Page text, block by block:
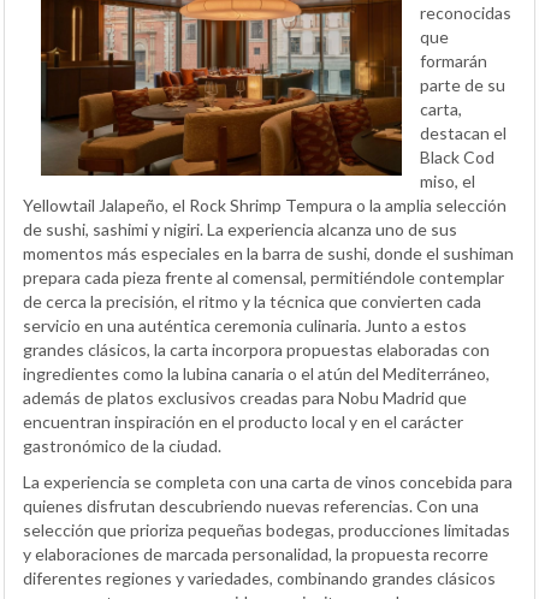
reconocidas
que
formarán
parte de su
carta,
destacan el
Black Cod
miso, el
Yellowtail Jalapeño, el Rock Shrimp Tempura o la amplia selección
de sushi, sashimi y nigiri. La experiencia alcanza uno de sus
momentos más especiales en la barra de sushi, donde el sushiman
prepara cada pieza frente al comensal, permitiéndole contemplar
de cerca la precisión, el ritmo y la técnica que convierten cada
servicio en una auténtica ceremonia culinaria. Junto a estos
grandes clásicos, la carta incorpora propuestas elaboradas con
ingredientes como la lubina canaria o el atún del Mediterráneo,
además de platos exclusivos creadas para Nobu Madrid que
encuentran inspiración en el producto local y en el carácter
gastronómico de la ciudad.
La experiencia se completa con una carta de vinos concebida para
quienes disfrutan descubriendo nuevas referencias. Con una
selección que prioriza pequeñas bodegas, producciones limitadas
y elaboraciones de marcada personalidad, la propuesta recorre
diferentes regiones y variedades, combinando grandes clásicos